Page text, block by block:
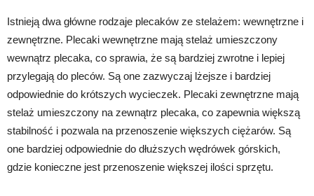
Istnieją dwa główne rodzaje plecaków ze stelażem: wewnętrzne i
zewnętrzne. Plecaki wewnętrzne mają stelaż umieszczony
wewnątrz plecaka, co sprawia, że są bardziej zwrotne i lepiej
przylegają do pleców. Są one zazwyczaj lżejsze i bardziej
odpowiednie do krótszych wycieczek. Plecaki zewnętrzne mają
stelaż umieszczony na zewnątrz plecaka, co zapewnia większą
stabilność i pozwala na przenoszenie większych ciężarów. Są
one bardziej odpowiednie do dłuższych wędrówek górskich,
gdzie konieczne jest przenoszenie większej ilości sprzętu.